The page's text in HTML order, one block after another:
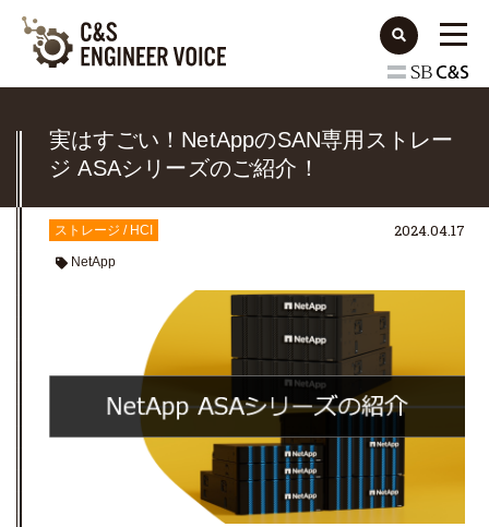
実はすごい！NetAppのSAN専用ストレー
ジ ASAシリーズのご紹介！
ストレージ / HCI
NetApp
2024.04.17